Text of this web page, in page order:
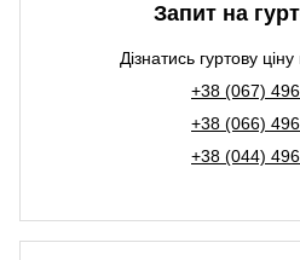
Запит на
Дізнатись гуртову
+38 (067)
+38 (066)
+38 (044)